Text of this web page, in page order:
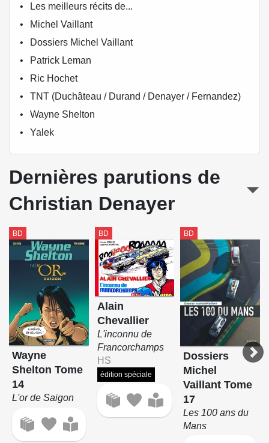
Les meilleurs récits de...
Michel Vaillant
Dossiers Michel Vaillant
Patrick Leman
Ric Hochet
TNT (Duchâteau / Durand / Denayer / Fernandez)
Wayne Shelton
Yalek
Dernières parutions de
Christian Denayer
BD
Wayne
Shelton Tome
14
L'or de Saigon
BD
Alain
Chevallier
L'inconnu de
Francorchamps
HS
édition spéciale
BD
Dossiers
Michel
Vaillant Tome
17
Les 100 ans du
Mans